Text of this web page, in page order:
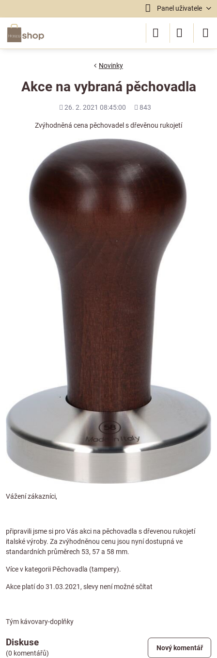
Panel uživatele
Novinky
Akce na vybraná pěchovadla
Přidáno
26. 2. 2021 08:45:00
Počet
843
Zvýhodněná cena pěchovadel s dřevěnou rukojetí
Vážení zákazníci,
připravili jsme si pro Vás akci na pěchovadla s dřevenou rukojetí
italské výroby. Za zvýhodněnou cenu jsou nyní dostupná ve
standardních průměrech 53, 57a 58 mm.
Více v kategorii Pěchovadla (tampery).
Akce platí do 31.03.2021, slevy není možné sčítat
Tým kávovary-doplňky
Diskuse
(0 komentářů)
Nový komentář